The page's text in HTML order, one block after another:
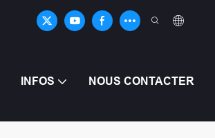
INFOS NOUS CONTACTER